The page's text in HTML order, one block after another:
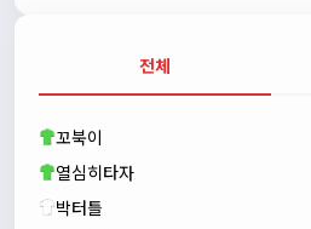
새해 복많이 받으세요!!
자출조아00:23:55
전체
꼬북이
열심히타자
박터틀